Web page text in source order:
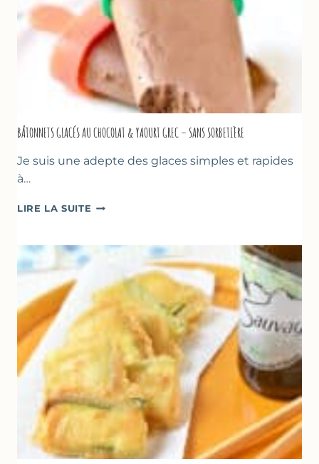
BÂTONNETS GLACÉS AU CHOCOLAT & YAOURT GREC – SANS SORBETIÈRE
Je suis une adepte des glaces simples et rapides
à…
LIRE LA SUITE BÂTONNETS
CHOCOLAT
YAOURT
GREC
–
SANS
SORBETIÈRE